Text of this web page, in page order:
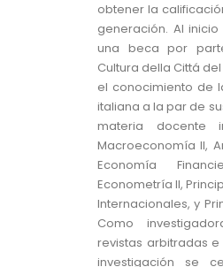
obtener la
generación. Al
una beca por
Cultura della Cittá
el conocimiento de
italiana a la par de
materia docente
Macroeconomía II,
Economía
Econometría II,
Internacionales, y
Como
revistas arbitradas
investigación se